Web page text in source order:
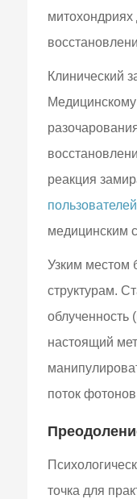
митохондриях
Клинический
реакция
пользователей
медицинским
Узким местом
структурам.
облученность
настоящий
поток
точка для